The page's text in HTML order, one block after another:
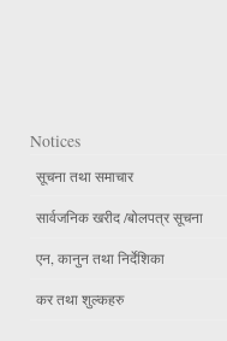
Notices
सूचना तथा समाचार
सार्वजनिक खरीद /बोलपत्र सूचना
एन, कानुन तथा निर्देशिका
कर तथा शुल्कहरु